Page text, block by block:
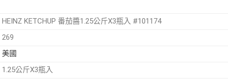
HEINZ KETCHUP 番茄醬1.25公斤X3瓶入 #101174
269
美國
1.25公斤X3瓶入